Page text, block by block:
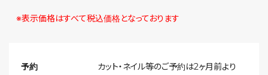
※表示価格はすべて税込価格となっております
予約
カット・ネイル等のご予約は2ヶ月前より